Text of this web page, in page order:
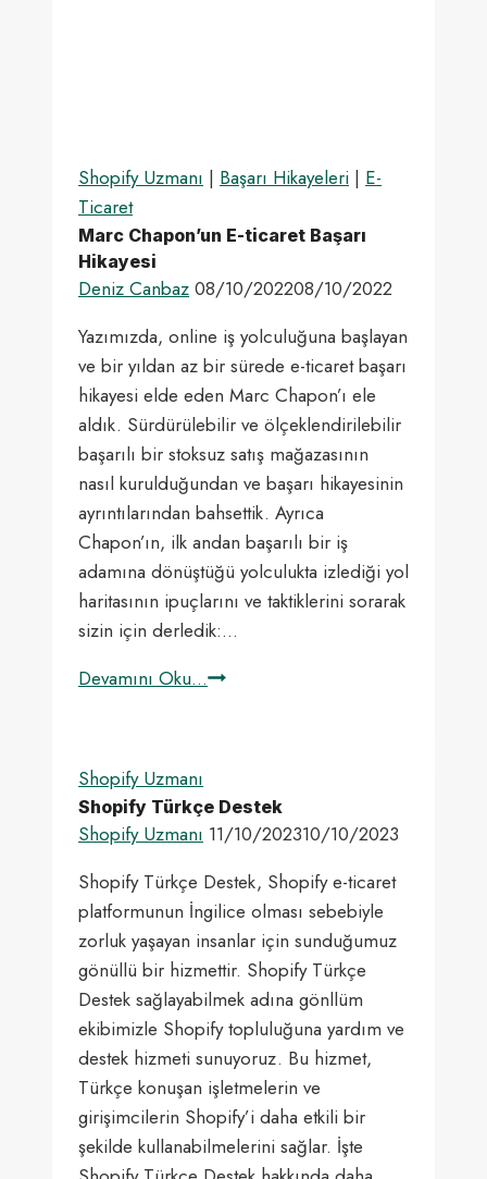
Shopify Uzmanı | Başarı Hikayeleri | E-
Ticaret
Marc Chapon’un E-ticaret Başarı
Hikayesi
Deniz Canbaz 08/10/202208/10/2022
Yazımızda, online iş yolculuğuna başlayan
ve bir yıldan az bir sürede e-ticaret başarı
hikayesi elde eden Marc Chapon’ı ele
aldık. Sürdürülebilir ve ölçeklendirilebilir
başarılı bir stoksuz satış mağazasının
nasıl kurulduğundan ve başarı hikayesinin
ayrıntılarından bahsettik. Ayrıca
Chapon’ın, ilk andan başarılı bir iş
adamına dönüştüğü yolculukta izlediği yol
haritasının ipuçlarını ve taktiklerini sorarak
sizin için derledik:…
Devamını Oku...Marc
Başarı
Hikayesi
Shopify Uzmanı
Shopify Türkçe Destek
Shopify Uzmanı 11/10/202310/10/2023
Shopify Türkçe Destek, Shopify e-ticaret
platformunun İngilice olması sebebiyle
zorluk yaşayan insanlar için sunduğumuz
gönüllü bir hizmettir. Shopify Türkçe
Destek sağlayabilmek adına gönllüm
ekibimizle Shopify topluluğuna yardım ve
destek hizmeti sunuyoruz. Bu hizmet,
Türkçe konuşan işletmelerin ve
girişimcilerin Shopify’i daha etkili bir
şekilde kullanabilmelerini sağlar. İşte